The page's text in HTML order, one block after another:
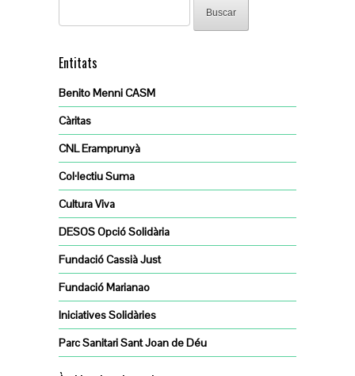
Entitats
Benito Menni CASM
Càritas
CNL Eramprunyà
Col·lectiu Suma
Cultura Viva
DESOS Opció Solidària
Fundació Cassià Just
Fundació Marianao
Iniciatives Solidàries
Parc Sanitari Sant Joan de Déu